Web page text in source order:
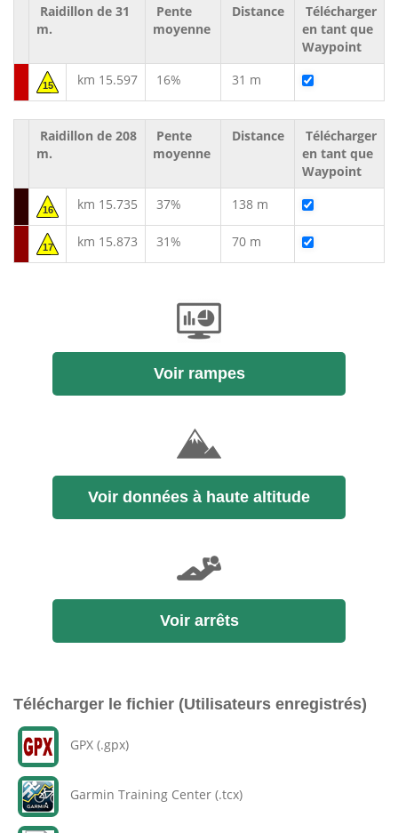
Raidillon de 31
m.
Pente
moyenne
Distance
Télécharger
en tant que
Waypoint
15 km 15.597 16% 31 m
Raidillon de 208
m.
Pente
moyenne
Distance
Télécharger
en tant que
Waypoint
16 km 15.735 37% 138 m
17 km 15.873 31% 70 m
Voir rampes
Voir données à haute altitude
Voir arrêts
Télécharger le fichier (Utilisateurs enregistrés)
GPX (.gpx)
Garmin Training Center (.tcx)